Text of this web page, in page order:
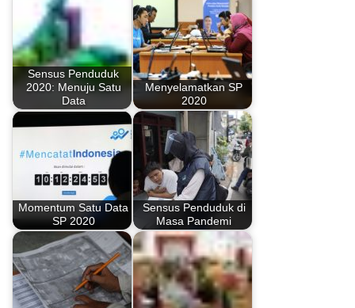
Sensus Penduduk
2020: Menuju Satu
Data
Menyelamatkan SP
2020
Momentum Satu Data
SP 2020
Sensus Penduduk di
Masa Pandemi